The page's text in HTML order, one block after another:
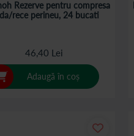
Rezerve pentru compresa
rece perineu, 24 bucati
46,40 Lei
Adaugă în coș